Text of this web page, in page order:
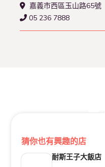
嘉義市西區玉山路65號
05 236 7888
猜你也有興趣的店
耐斯王子大飯店